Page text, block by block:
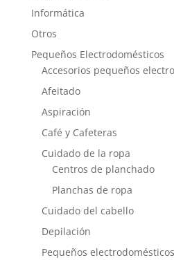
Informática
Otros
Pequeños Electrodomésticos
Accesorios pequeños
Afeitado
Aspiración
Café y Cafeteras
Cuidado de la ropa
Centros de planchado
Planchas de ropa
Cuidado del cabello
Depilación
Pequeños